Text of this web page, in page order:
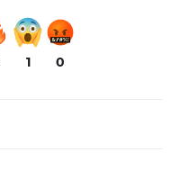
1 0